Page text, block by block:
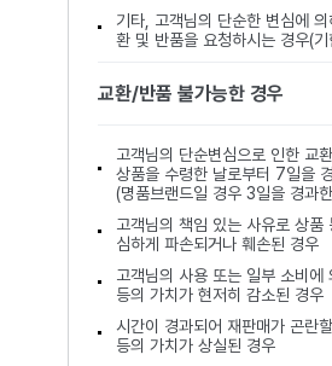
기타, 고객님의 단순한 변심에
환 및 반품을 요청하시는 경우(기
교환/반품 불가능한 경우
고객님의 단순변심으로 인한 교
상품을 수령한 날로부터 7일을
(명품브랜드일 경우 3일을 경과
고객님의 책임 있는 사유로 상품
심하게 파손되거나 훼손된 경우
고객님의 사용 또는 일부 소비에
등의 가치가 현저히 감소된 경우
시간이 경과되어 재판매가 곤란
등의 가치가 상실된 경우